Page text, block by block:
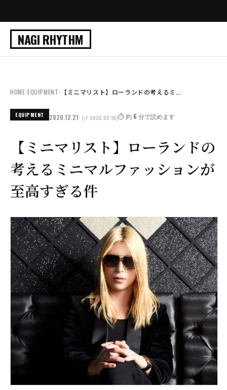
NAGI RHYTHM
HOME/EQUIPMENT/ 【ミニマリスト】ローランドの考えるミ...
EQUIPMENT 2020.12.21 (↺ 2026.02.16)⏱️ 約 6 分で読めます
【ミニマリスト】ローランドの
考えるミニマルファッションが
至高すぎる件